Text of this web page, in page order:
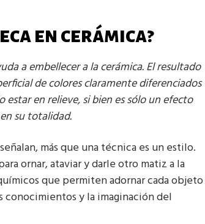
en cerámica?
a embellecer a la cerámica. El resultado
de colores claramente diferenciados
en relieve, si bien es sólo un efecto
su totalidad.
más que una técnica es un estilo.
ornar, ataviar y darle otro matiz a la
que permiten adornar cada objeto
conocimientos y la imaginación del